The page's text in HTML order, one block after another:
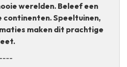
werelden. Beleef een
continenten. Speeltuinen,
maken dit prachtige